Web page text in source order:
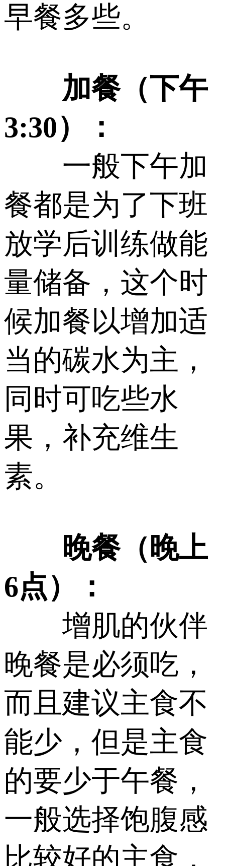
早餐多些。
加餐（下午
3:30）：
一般下午加
餐都是为了下班
放学后训练做能
量储备，这个时
候加餐以增加适
当的碳水为主，
同时可吃些水
果，补充维生
素。
晚餐（晚上
6点）：
增肌的伙伴
晚餐是必须吃，
而且建议主食不
能少，但是主食
的要少于午餐，
一般选择饱腹感
比较好的主食，